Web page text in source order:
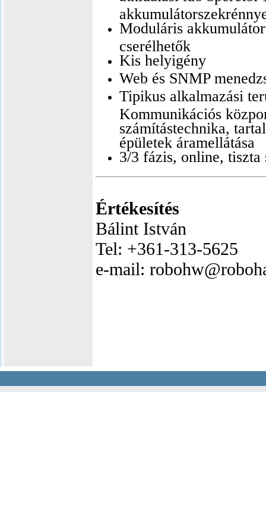
Moduláris
cserélhetők
Kis helyigény
Web és SNMP
Tipikus alkalmazási
Kommunikációs
számítástechnika,
épületek áramellátása
3/3 fázis, online, tiszta
Értékesítés
Bálint István
Tel: +361-313-5625
e-mail: